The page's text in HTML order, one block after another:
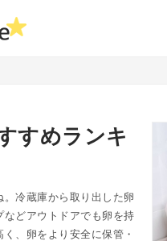
すめランキ
冷蔵庫から取り出した卵
どアウトドアでも卵を持
、卵をより安全に保管・